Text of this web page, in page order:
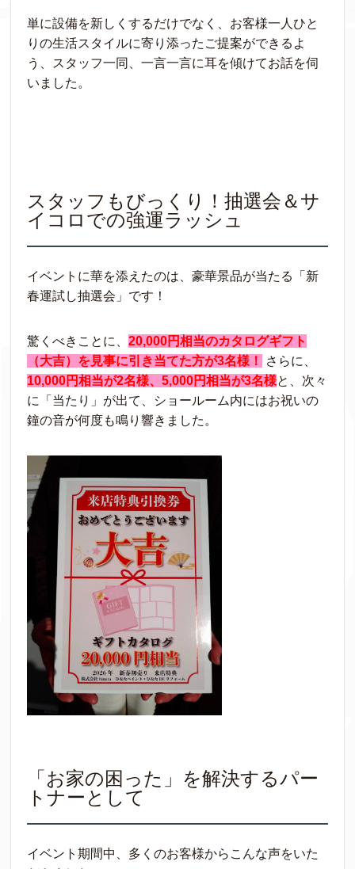
単に設備を新しくするだけでなく、お客様一人ひと
りの生活スタイルに寄り添ったご提案ができるよ
う、スタッフ一同、一言一言に耳を傾けてお話を伺
いました。
スタッフもびっくり！抽選会＆サ
イコロでの強運ラッシュ
イベントに華を添えたのは、豪華景品が当たる「新
春運試し抽選会」です！
驚くべきことに、20,000円相当のカタログギフト
（大吉）を見事に引き当てた方が3名様！
さらに、
10,000円相当が2名様、5,000円相当が3名様と、次々
に「当たり」が出て、ショールーム内にはお祝いの
鐘の音が何度も鳴り響きました。
「お家の困った」を解決するパー
トナーとして
イベント期間中、多くのお客様からこんな声をいた